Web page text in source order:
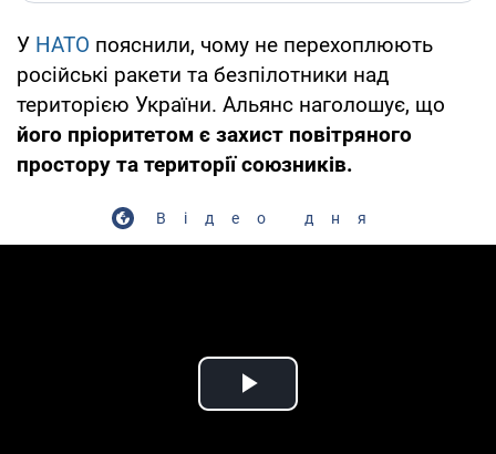
У НАТО пояснили, чому не перехоплюють
російські ракети та безпілотники над
територією України. Альянс наголошує, що
його пріоритетом є захист повітряного
простору та території союзників.
Відео дня
Play Video